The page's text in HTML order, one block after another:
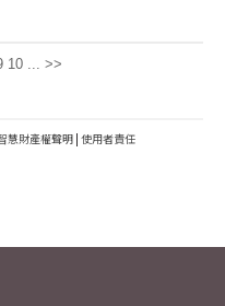
10 ... >>
慧財產權聲明 | 使用者責任